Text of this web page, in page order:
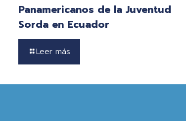
Panamericanos de la Juventud
Sorda en Ecuador
Leer más